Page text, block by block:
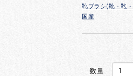
靴ブラシ(靴・鞄
国産
数量